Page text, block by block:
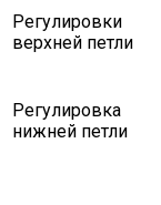
Регулировки
верхней петли
Регулировка
нижней петли